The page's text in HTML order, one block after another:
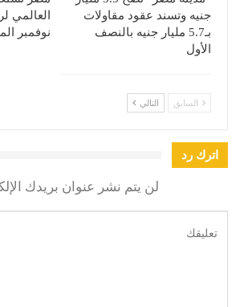
جنيه وتسند عقود مقاولات
بـ5.7 مليار جنيه بالنصف
الأول
العالمي
نوفمبر
السابق التالي
اترك رد
لن يتم نشر عنوان بريدك